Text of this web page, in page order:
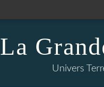
La
Univers